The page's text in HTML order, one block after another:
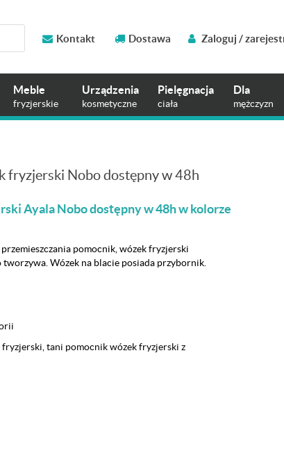
Kontakt Dostawa Zaloguj /
Meble
fryzjerskie
Urządzenia
kosmetyczne
Pielęgnacja
ciała
Dla
mężczyzn
fryzjerski Nobo dostępny w 48h
Ayala Nobo dostępny w 48h w kolorze
pomocnik, wózek fryzjerski
tworzywa. Wózek na blacie posiada przybornik.
fryzjerski tani pomocnik wózek fryzjerski z